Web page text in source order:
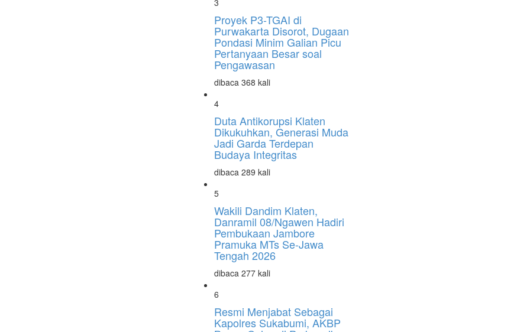
Proyek P3-TGAI di
Purwakarta Disorot, Dugaan
Pondasi Minim Galian Picu
Pertanyaan Besar soal
Pengawasan
dibaca 368 kali
4
Duta Antikorupsi Klaten
Dikukuhkan, Generasi Muda
Jadi Garda Terdepan
Budaya Integritas
dibaca 289 kali
5
Wakili Dandim Klaten,
Danramil 08/Ngawen Hadiri
Pembukaan Jambore
Pramuka MTs Se-Jawa
Tengah 2026
dibaca 277 kali
6
Resmi Menjabat Sebagai
Kapolres Sukabumi, AKBP